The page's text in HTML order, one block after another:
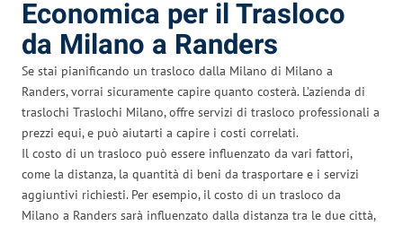
Economica per il Trasloco
da Milano a Randers
Se stai pianificando un trasloco dalla Milano di Milano a
Randers, vorrai sicuramente capire quanto costerà. L’azienda di
traslochi Traslochi Milano, offre servizi di trasloco professionali a
prezzi equi, e può aiutarti a capire i costi correlati.
Il costo di un trasloco può essere influenzato da vari fattori,
come la distanza, la quantità di beni da trasportare e i servizi
aggiuntivi richiesti. Per esempio, il costo di un trasloco da
Milano a Randers sarà influenzato dalla distanza tra le due città,